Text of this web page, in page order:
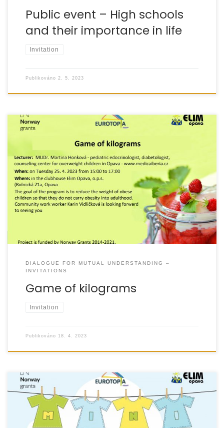
Public event – High schools
and their importance in life
Invitation
Publikováno 2. 5. 2023
DIALOGUE FOR MUTUAL UNDERSTANDING –
INVITATIONS
Game of kilograms
Invitation
Publikováno 18. 4. 2023